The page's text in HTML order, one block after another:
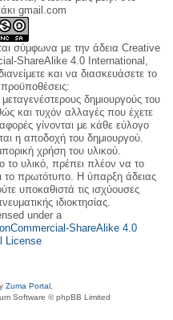
gmail.com
σύμφωνα με την άδεια Creative
ShareAlike 4.0 International,
και να διασκευάσετε το
προϋποθέσεις:
δημιουργούς του
και τυχόν αλλαγές που έχετε
γίνονται με κάθε εύλογο
η αποδοχή του δημιουργού.
χρήση του υλικού.
το υλικό, πρέπει πλέον να το
το πρωτότυπο. Η ύπαρξη άδειας
υποκαθιστά τις ισχύουσες
ιδιοκτησίας.
under a
ShareAlike 4.0
License
Zuma Portal ,
Software © phpBB Limited